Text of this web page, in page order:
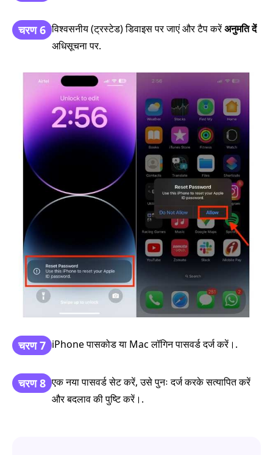
चरण 6 विश्वसनीय (ट्रस्टेड) डिवाइस पर जाएं और टैप करेंअनुमति दें
अधिसूचना पर.
चरण 7 iPhone पासकोड या Mac लॉगिन पासवर्ड दर्ज करें।.
चरण 8 एक नया पासवर्ड सेट करें, उसे पुनः दर्ज करके सत्यापित करें
और बदलाव की पुष्टि करें।.